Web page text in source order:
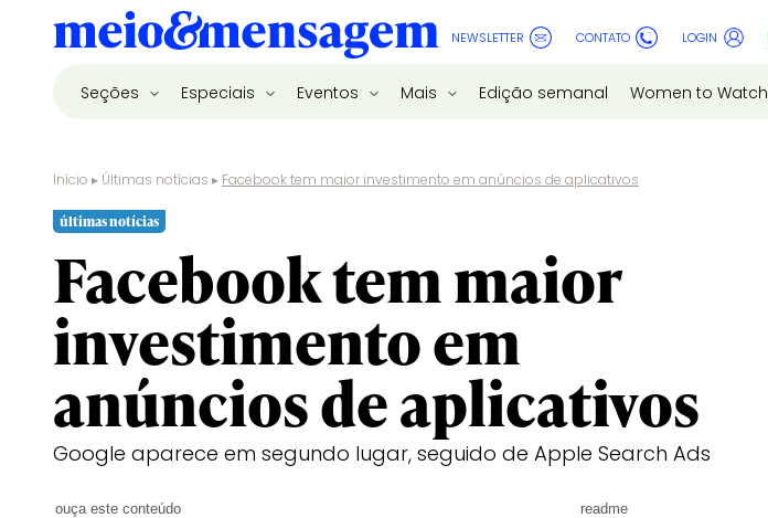
NEWSLETTER CONTATO LOGIN
Seções Especiais Eventos Mais Edição semanal Women to Watch
Início ▸ Últimas notícias ▸ Facebook tem maior investimento em anúncios de aplicativos
últimas notícias
Facebook tem maior
investimento em
anúncios de aplicativos
Google aparece em segundo lugar, seguido de Apple Search Ads
ouça este conteúdo readme